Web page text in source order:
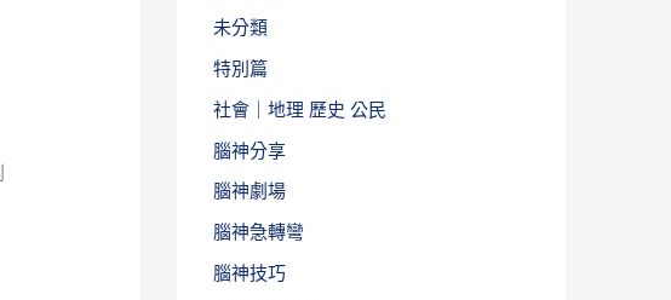
未分類
特別篇
社會｜地理 歷史 公民
腦神分享
腦神劇場
腦神急轉彎
腦神技巧